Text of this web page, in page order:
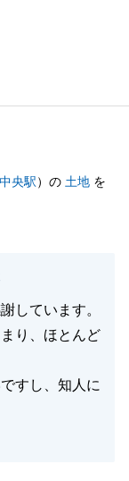
いただけると
央駅）の 土地 を
しています。
り、ほとんど
すし、知人に